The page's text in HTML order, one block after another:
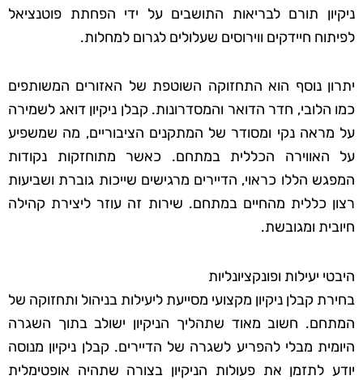
ניקיון תורם לבריאות התושבים על ידי הפחתת פוטנציאל
לפיתוח חיידקים ווירוסים שעלולים לגרום למחלות.
יתרון נוסף הוא התחזוקה השוטפת של האזורים המשותפים
כמו הלובי, חדר הדואר והמסדרונות. קבלן ניקיון דואג לשמירה
על מראה נקי ומסודר של המתקנים הציבוריים, מה שמשפיע
על האווירה הכללית במתחם. כאשר מתוחזקות נקודות
המפגש הללו כראוי, הדיירים מרגישים שייכות גוברת ושביעות
רצון כללית מהחיים במתחם. שירות זה עוזר ליצירת קהילה
חיובית ומגובשת.
היבטי יעילות ופונקציונליות
בחירת קבלן ניקיון מקצועי מסייעת ליעילות בניהול ותחזוקה של
המתחם. חשוב מאוד שתהליך הניקיון ישולב בתוך השגרה
היומית מבלי להפריע לשגרה של הדיירים. קבלן ניקיון מנוסה
יודע לתזמן את פעולות הניקיון בצורה שתהיה אופטימלית